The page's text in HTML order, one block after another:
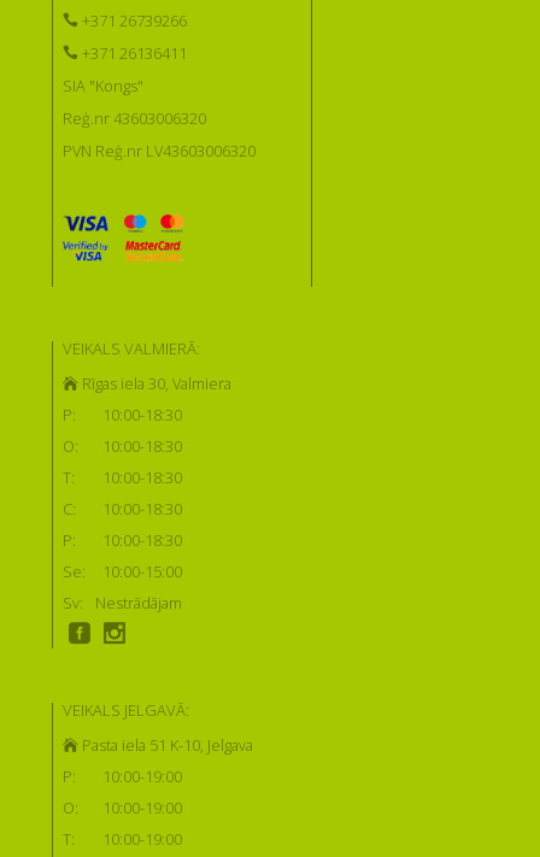
+371 26739266
+371 26136411
SIA "Kongs"
Reģ.nr 43603006320
PVN Reģ.nr LV43603006320
VEIKALS VALMIERĀ:
Rīgas iela 30, Valmiera
P:
10:00-18:30
O:
10:00-18:30
T:
10:00-18:30
C:
10:00-18:30
P:
10:00-18:30
Se:
10:00-15:00
Sv:
Nestrādājam
VEIKALS JELGAVĀ:
Pasta iela 51 K-10, Jelgava
P:
10:00-19:00
O:
10:00-19:00
T:
10:00-19:00